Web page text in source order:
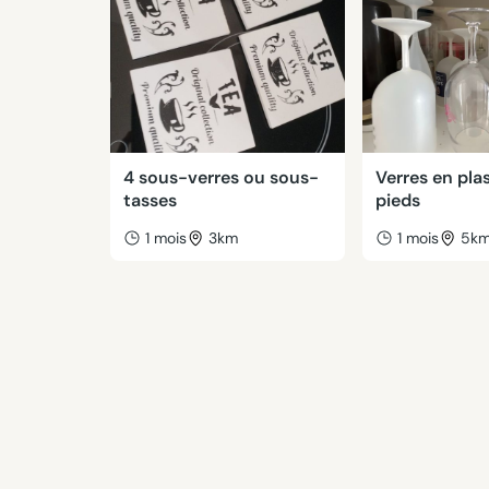
4 sous-verres ou sous-
tasses
1 mois 3km
Verres en
pieds
1 mois